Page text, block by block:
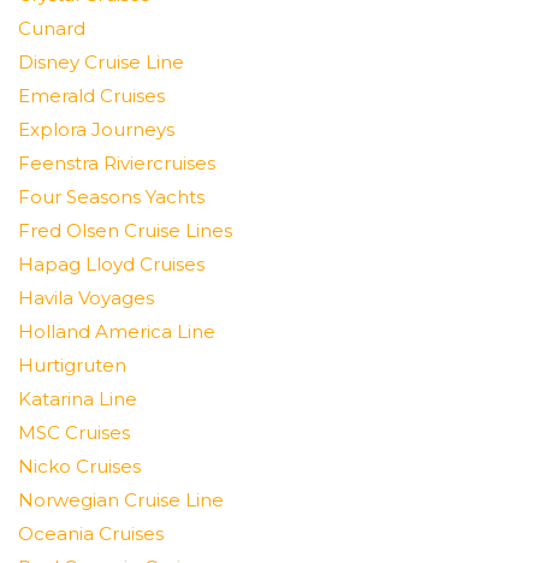
Cunard
Disney Cruise Line
Emerald Cruises
Explora Journeys
Feenstra Riviercruises
Four Seasons Yachts
Fred Olsen Cruise Lines
Hapag Lloyd Cruises
Havila Voyages
Holland America Line
Hurtigruten
Katarina Line
MSC Cruises
Nicko Cruises
Norwegian Cruise Line
Oceania Cruises